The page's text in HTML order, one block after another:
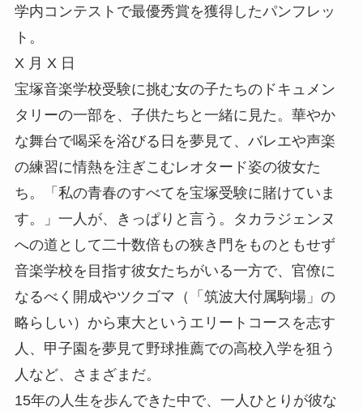
学内コンテストで最優秀賞を獲得したパンフレッ
ト。
X 月 X 日
宝塚音楽学校受験に挑む女の子たちのドキュメン
タリーの一部を、子供たちと一緒に見た。華やか
な舞台で喝采を浴びる日を夢見て、バレエや声楽
の練習に情熱を注ぎこむレオタード姿の彼女た
ち。「私の青春のすべてを宝塚受験に賭けていま
す。」一人が、きっぱりと言う。タカラジェンヌ
への道として二十数倍もの狭き門をものともせず
音楽学校を目指す彼女たちがいる一方で、官僚に
なるべく開成やツクゴマ（「筑波大付属駒場」の
略らしい）から東大というエリートコースを志す
人、甲子園を夢見て野球推薦での高校入学を狙う
人など、さまざまだ。
15年の人生を歩んできた中で、一人ひとりが彼な